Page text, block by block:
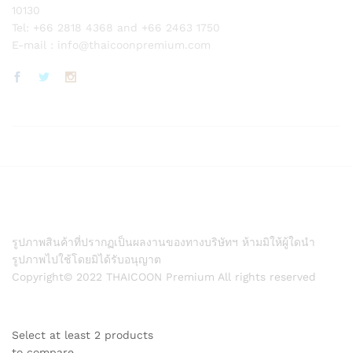
10130
Tel: +66 2818 4368 and +66 2463 1750
E-mail : info@thaicoonpremium.com
รูปภาพสินค้าที่ปรากฏเป็นผลงานของทางบริษัทฯ ห้ามมิให้ผู้ใดนำ
รูปภาพไปใช้โดยมิได้รับอนุญาต
Copyright© 2022 THAICOON Premium All rights reserved
Select at least 2 products